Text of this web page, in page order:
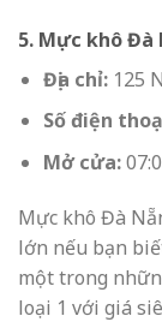
5. Mực khô Đà
Địa chỉ:125
Số điện
Mở cửa:
Mực khô Đà
lớn nếu bạn
một trong
loại 1 với giá